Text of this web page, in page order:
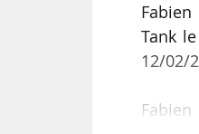
Tank
12/02/